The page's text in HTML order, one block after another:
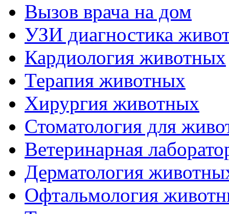
Вызов врача на дом
УЗИ диагностика
Кардиология животных
Терапия животных
Хирургия животных
Стоматология для
Ветеринарная
Дерматология
Офтальмология